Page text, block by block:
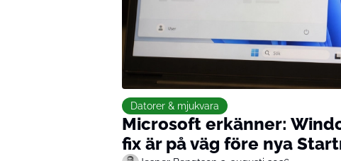
Datorer & mjukvara
Microsoft erkänner:
fix är på väg före nya